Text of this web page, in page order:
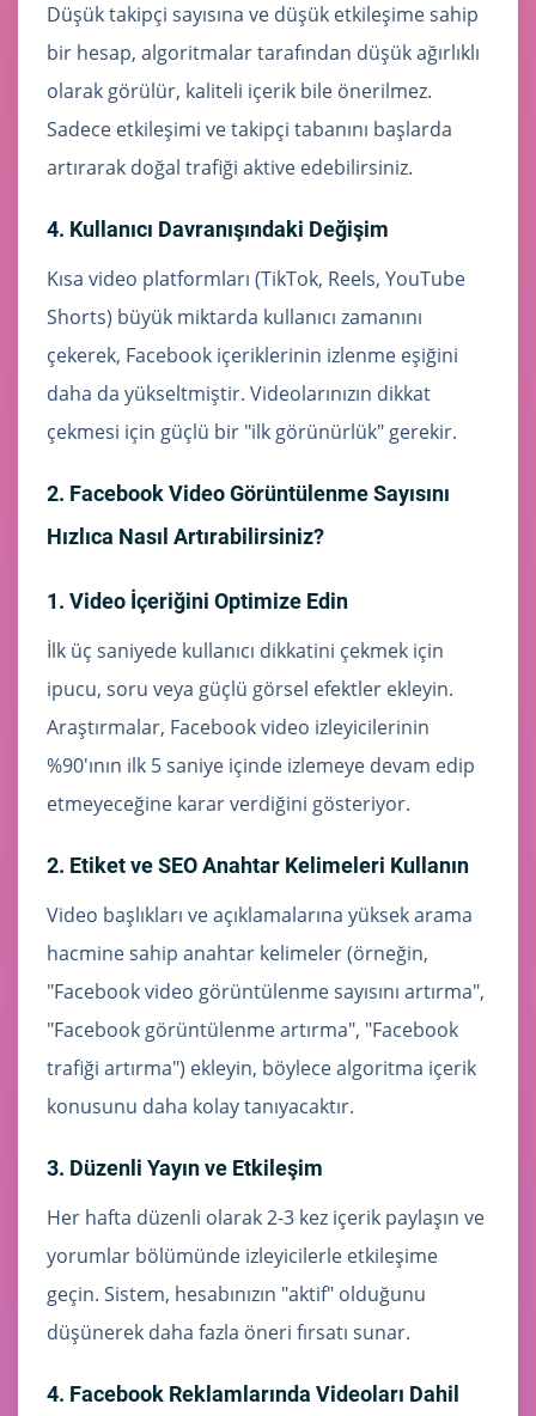
Düşük takipçi sayısına ve düşük etkileşime sahip
bir hesap, algoritmalar tarafından düşük ağırlıklı
olarak görülür, kaliteli içerik bile önerilmez.
Sadece etkileşimi ve takipçi tabanını başlarda
artırarak doğal trafiği aktive edebilirsiniz.
4. Kullanıcı Davranışındaki Değişim
Kısa video platformları (TikTok, Reels, YouTube
Shorts) büyük miktarda kullanıcı zamanını
çekerek, Facebook içeriklerinin izlenme eşiğini
daha da yükseltmiştir. Videolarınızın dikkat
çekmesi için güçlü bir "ilk görünürlük" gerekir.
2. Facebook Video Görüntülenme Sayısını
Hızlıca Nasıl Artırabilirsiniz?
1. Video İçeriğini Optimize Edin
İlk üç saniyede kullanıcı dikkatini çekmek için
ipucu, soru veya güçlü görsel efektler ekleyin.
Araştırmalar, Facebook video izleyicilerinin
%90'ının ilk 5 saniye içinde izlemeye devam edip
etmeyeceğine karar verdiğini gösteriyor.
2. Etiket ve SEO Anahtar Kelimeleri Kullanın
Video başlıkları ve açıklamalarına yüksek arama
hacmine sahip anahtar kelimeler (örneğin,
"Facebook video görüntülenme sayısını artırma",
"Facebook görüntülenme artırma", "Facebook
trafiği artırma") ekleyin, böylece algoritma içerik
konusunu daha kolay tanıyacaktır.
3. Düzenli Yayın ve Etkileşim
Her hafta düzenli olarak 2-3 kez içerik paylaşın ve
yorumlar bölümünde izleyicilerle etkileşime
geçin. Sistem, hesabınızın "aktif" olduğunu
düşünerek daha fazla öneri fırsatı sunar.
4. Facebook Reklamlarında Videoları Dahil